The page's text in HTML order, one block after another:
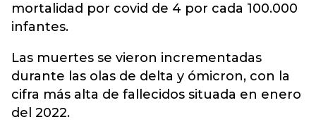
mortalidad por covid de 4 por cada 100.000
infantes.
Las muertes se vieron incrementadas
durante las olas de delta y ómicron, con la
cifra más alta de fallecidos situada en enero
del 2022.